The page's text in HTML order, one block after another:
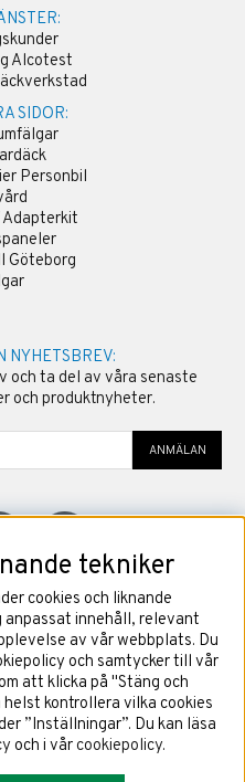
Alcotest
SIDOR:
Personbil
Göteborg
NYHETSBREV:
och ta del av våra senaste
och produktnyheter.
ANMÄLAN
Pettersson AB
tekniker
cookies och liknande
innehåll, relevant
av vår webbplats. Du
och samtycker till vår
att klicka på "Stäng och
helst kontrollera vilka cookies
”Inställningar”. Du kan läsa
och i vår cookiepolicy.